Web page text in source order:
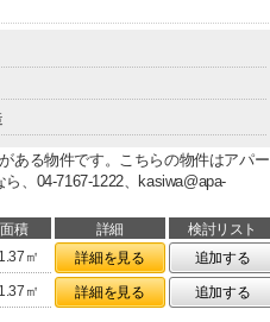
ある物件です。こちらの物件はアパー
、04-7167-1222、kasiwa@apa-
面積 詳細
検討リスト
㎡
詳細を見る
追加する
㎡
詳細を見る 追加する